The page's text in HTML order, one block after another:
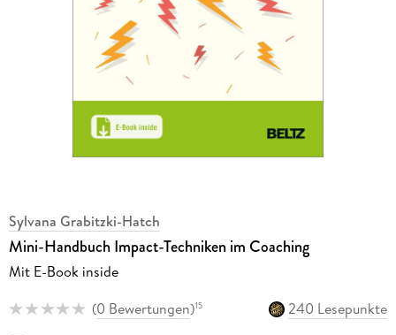
Sylvana Grabitzki-Hatch
Mini-Handbuch Impact-Techniken im Coaching
Mit E-Book inside
(0 Bewertungen)15
240 Lesepunkte